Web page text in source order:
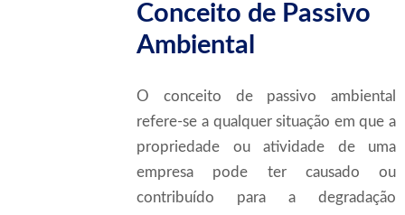
Conceito de Passivo
Ambiental
O conceito de passivo ambiental
refere-se a qualquer situação em que a
propriedade ou atividade de uma
empresa pode ter causado ou
contribuído para a degradação